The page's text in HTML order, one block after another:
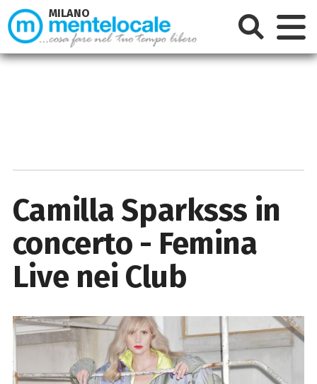
Camilla Sparksss in
concerto - Femina
Live nei Club
MILANO